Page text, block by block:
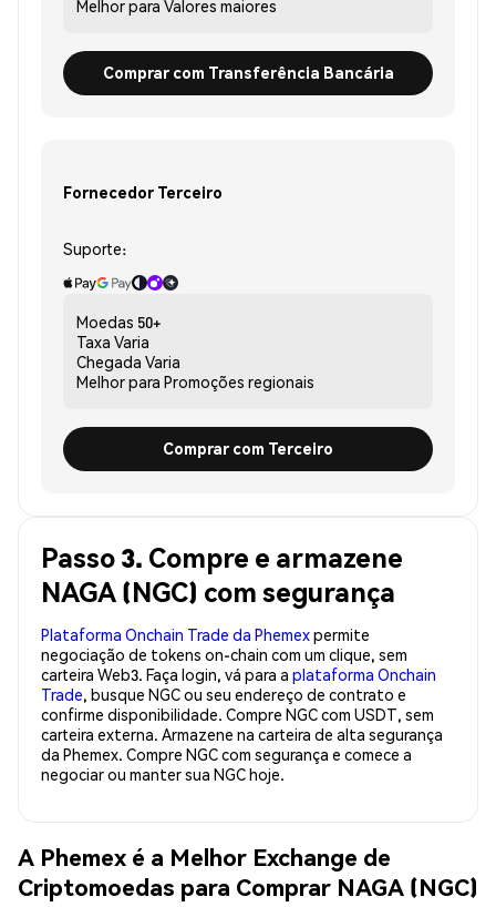
Melhor para Valores maiores
Comprar com Transferência Bancária
Fornecedor Terceiro
Suporte:
Moedas 50+
Taxa Varia
Chegada Varia
Melhor para Promoções regionais
Comprar com Terceiro
Passo 3. Compre e armazene
NAGA (NGC) com segurança
Plataforma Onchain Trade da Phemexpermite
negociação de tokens on-chain com um clique, sem
carteira Web3. Faça login, vá para a plataforma Onchain
Trade, busque NGC ou seu endereço de contrato e
confirme disponibilidade. Compre NGC com USDT, sem
carteira externa. Armazene na carteira de alta segurança
da Phemex. Compre NGC com segurança e comece a
negociar ou manter sua NGC hoje.
A Phemex é a Melhor Exchange de
Criptomoedas para Comprar NAGA (NGC)